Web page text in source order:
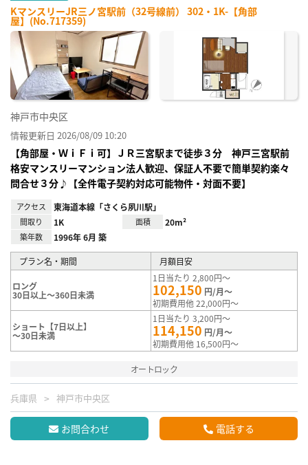
KマンスリーJR三ノ宮駅前（32号線前） 302・1K-【角部
屋】(No.717359)
神戸市中央区
情報更新日 2026/08/09 10:20
【角部屋・ＷｉＦｉ可】ＪＲ三宮駅まで徒歩３分 神戸三宮駅前
格安マンスリーマンション法人歓迎、保証人不要で簡単契約楽々
問合せ３分♪【全件電子契約対応可能物件・対面不要】
アクセス 東海道本線「さくら夙川駅」
間取り 1K 面積 20m²
築年数 1996年 6月 築
プラン名・期間 月額目安
ロング
30日以上～360日未満
1日当たり 2,800円～
102,150 円/月～
初期費用他 22,000円～
ショート【7日以上】
～30日未満
1日当たり 3,200円～
114,150 円/月～
初期費用他 16,500円～
オートロック
兵庫県 神戸市中央区
お問合わせ 電話する